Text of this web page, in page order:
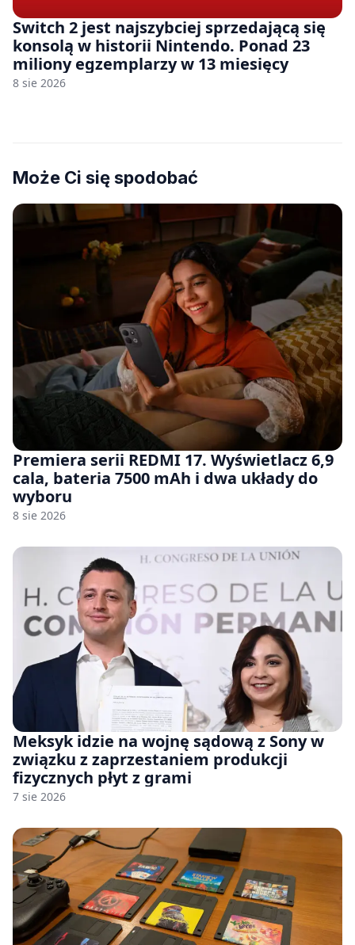
Switch 2 jest najszybciej sprzedającą się
konsolą w historii Nintendo. Ponad 23
miliony egzemplarzy w 13 miesięcy
8 sie 2026
Może Ci się spodobać
Premiera serii REDMI 17. Wyświetlacz 6,9
cala, bateria 7500 mAh i dwa układy do
wyboru
8 sie 2026
Meksyk idzie na wojnę sądową z Sony w
związku z zaprzestaniem produkcji
fizycznych płyt z grami
7 sie 2026